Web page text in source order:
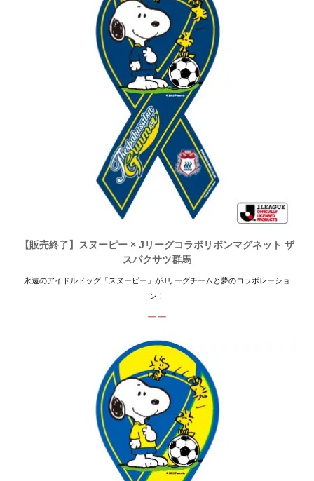
【販売終了】スヌーピー × Jリーグコラボリボンマグネット ザ
スパクサツ群馬
永遠のアイドルドッグ「スヌーピー」がJリーグチームと夢のコラボレーショ
ン！
ーー